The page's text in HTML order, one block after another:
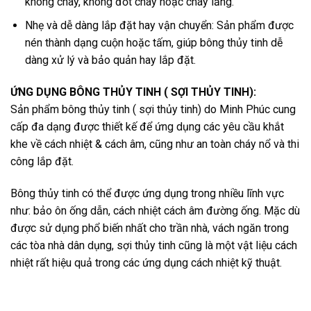
Nhẹ và dễ dàng lắp đặt hay vận chuyển: Sản phẩm được
nén thành dạng cuộn hoặc tấm, giúp bông thủy tinh dễ
dàng xử lý và bảo quản hay lắp đặt.
ỨNG DỤNG BÔNG THỦY TINH ( SỢI THỦY TINH):
Sản phẩm bông thủy tinh ( sợi thủy tinh) do Minh Phúc cung
cấp đa dạng được thiết kế để ứng dụng các yêu cầu khắt
khe về cách nhiệt & cách âm, cũng như an toàn cháy nổ và thi
công lắp đặt.
Bông thủy tinh có thể được ứng dụng trong nhiều lĩnh vực
như: bảo ôn ống dẫn, cách nhiệt cách âm đường ống. Mặc dù
được sử dụng phổ biến nhất cho trần nhà, vách ngăn trong
các tòa nhà dân dụng, sợi thủy tinh cũng là một vật liệu cách
nhiệt rất hiệu quả trong các ứng dụng cách nhiệt kỹ thuật.